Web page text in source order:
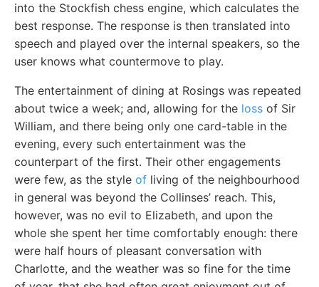
into the Stockfish chess engine, which calculates the
best response. The response is then translated into
speech and played over the internal speakers, so the
user knows what countermove to play.
The entertainment of dining at Rosings was repeated
about twice a week; and, allowing for the loss of Sir
William, and there being only one card-table in the
evening, every such entertainment was the
counterpart of the first. Their other engagements
were few, as the style of living of the neighbourhood
in general was beyond the Collinses’ reach. This,
however, was no evil to Elizabeth, and upon the
whole she spent her time comfortably enough: there
were half hours of pleasant conversation with
Charlotte, and the weather was so fine for the time